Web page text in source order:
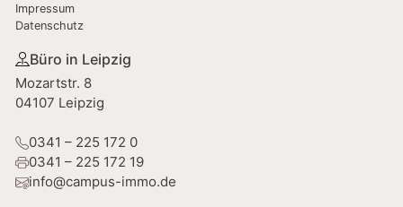
Impressum
Datenschutz
Büro in Leipzig
Mozartstr. 8
04107 Leipzig
0341 – 225 172 0
0341 – 225 172 19
info@campus-immo.de